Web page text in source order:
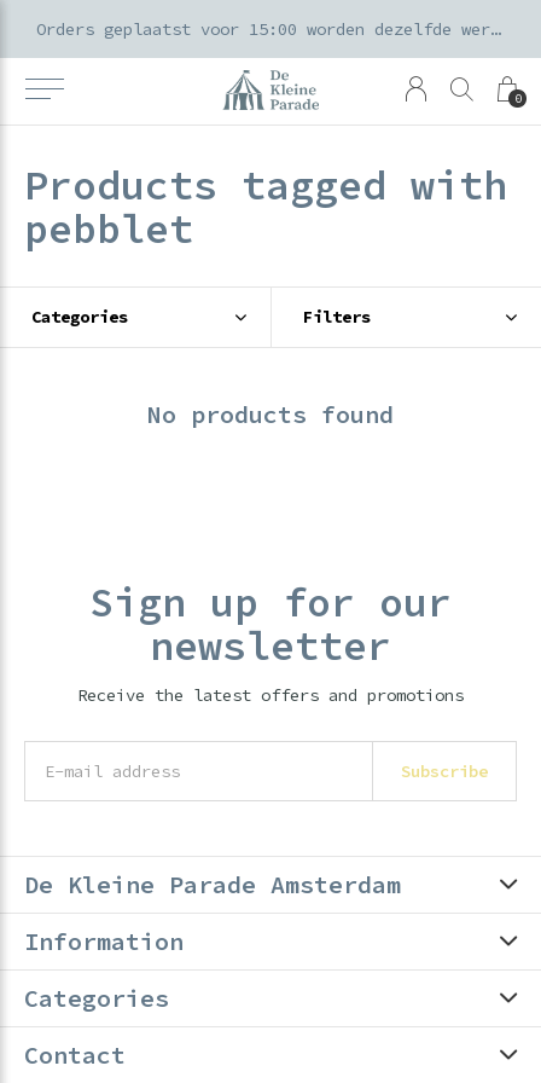
0
Orders geplaatst voor 15:00 worden dezelfde werkdag verzonden
Products tagged with
pebblet
Categories Filters
No products found
Sign up for our
newsletter
Receive the latest offers and promotions
Subscribe
De Kleine Parade Amsterdam
Information
Categories
Contact